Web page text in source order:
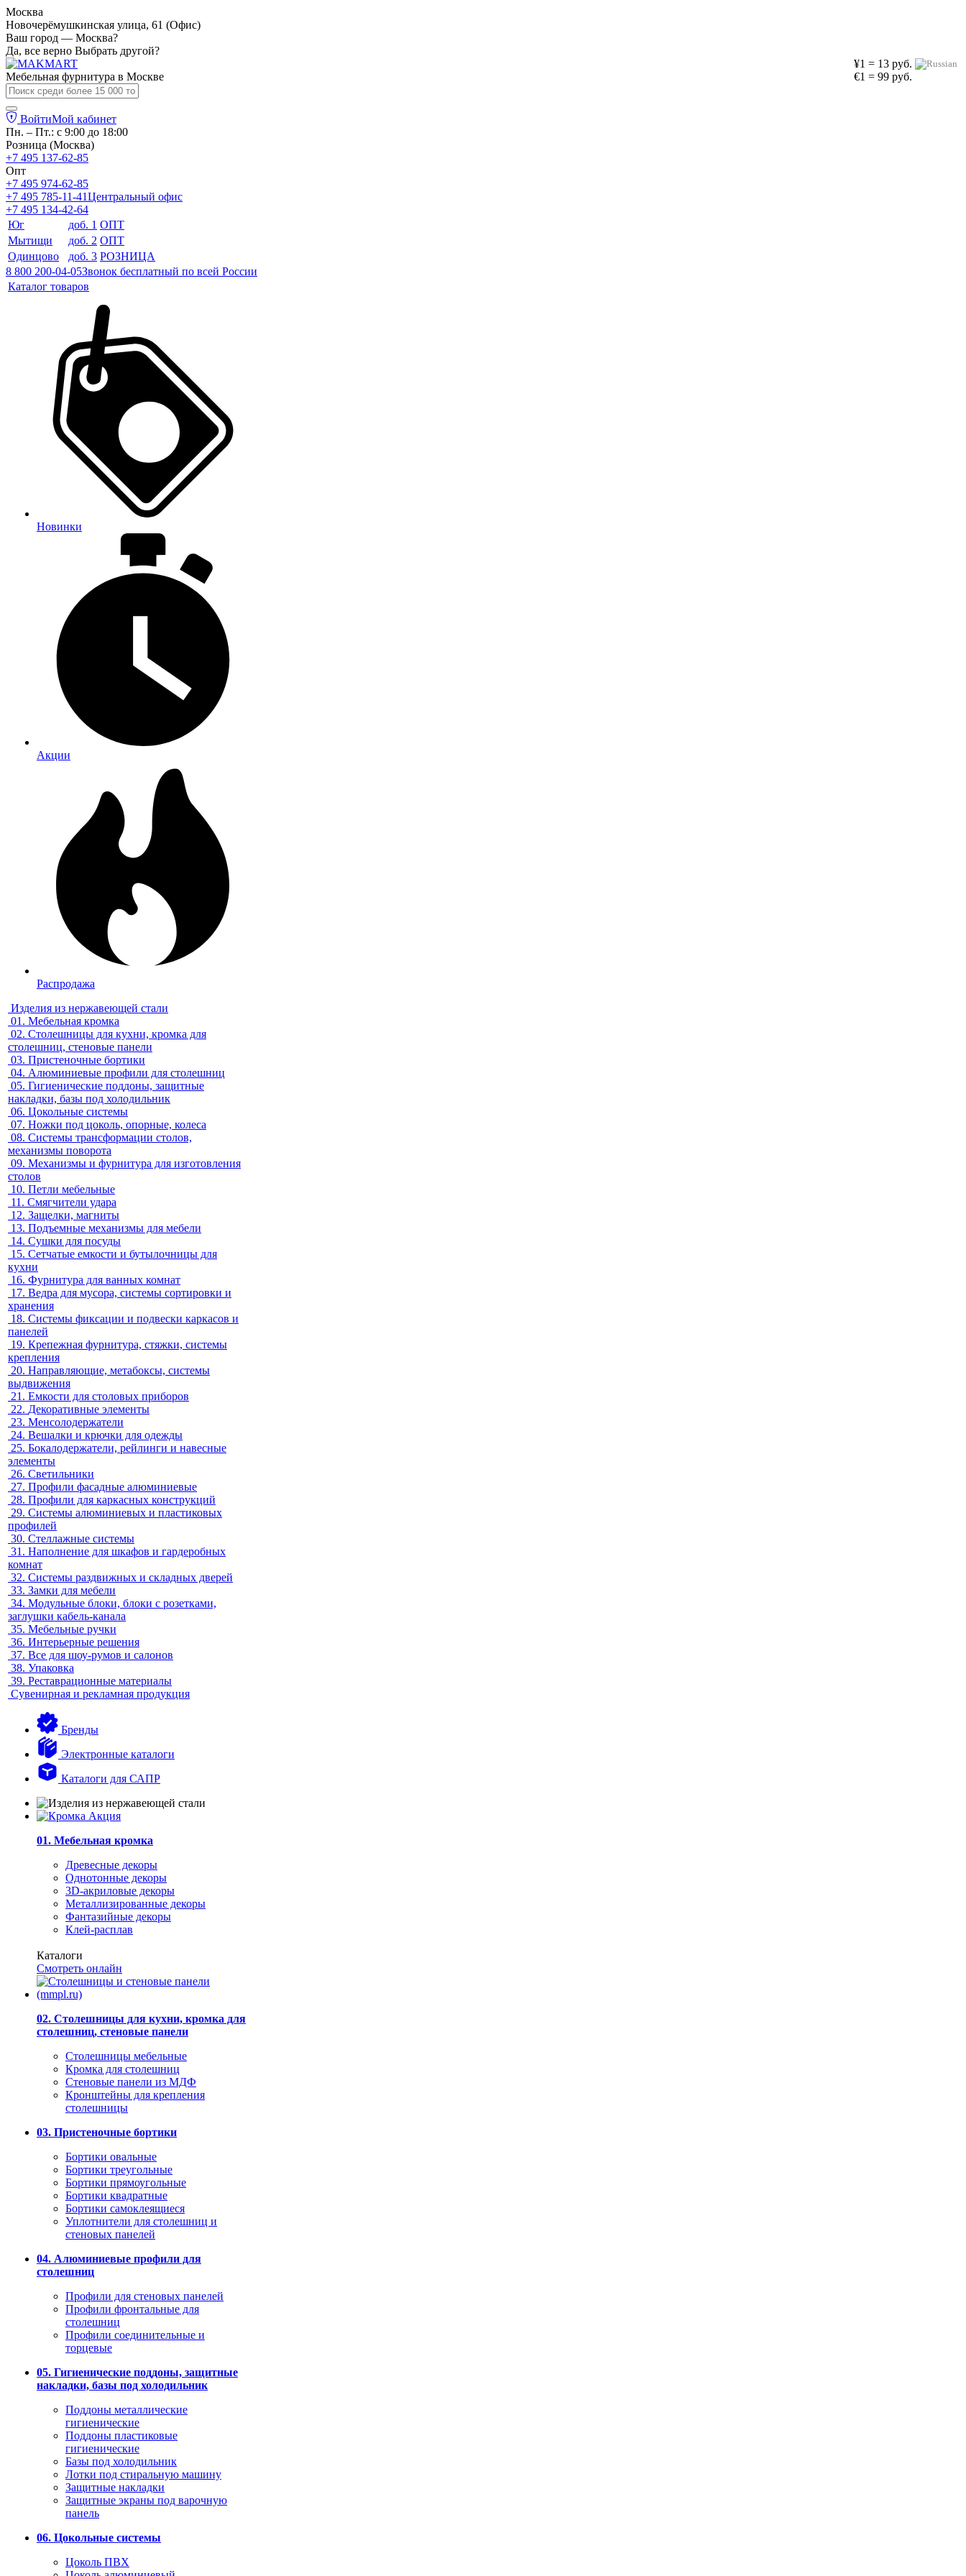
Москва
Новочерёмушкинская улица, 61 (Офис)
Ваш город — Москва?
Да, все верно Выбрать другой?
¥1 = 13 руб.
€1 = 99 руб.
Мебельная фурнитура в Москве
ВойтиМой кабинет
Пн. – Пт.: с 9:00 до 18:00
Розница (Москва)
+7 495 137-62-85
Опт
+7 495 974-62-85
+7 495 785-11-41Центральный офис
+7 495 134-42-64
Юг
доб. 1 ОПТ
Мытищи
доб. 2 ОПТ
Одинцово
доб. 3 РОЗНИЦА
8 800 200-04-05Звонок бесплатный по всей России
Каталог товаров
Новинки
Акции
Распродажа
Изделия из нержавеющей стали
01. Мебельная кромка
02. Столешницы для кухни, кромка для
столешниц, стеновые панели
03. Пристеночные бортики
04. Алюминиевые профили для столешниц
05. Гигиенические поддоны, защитные
накладки, базы под холодильник
06. Цокольные системы
07. Ножки под цоколь, опорные, колеса
08. Системы трансформации столов,
механизмы поворота
09. Механизмы и фурнитура для изготовления
столов
10. Петли мебельные
11. Смягчители удара
12. Защелки, магниты
13. Подъемные механизмы для мебели
14. Сушки для посуды
15. Сетчатые емкости и бутылочницы для
кухни
16. Фурнитура для ванных комнат
17. Ведра для мусора, системы сортировки и
хранения
18. Системы фиксации и подвески каркасов и
панелей
19. Крепежная фурнитура, стяжки, системы
крепления
20. Направляющие, метабоксы, системы
выдвижения
21. Емкости для столовых приборов
22. Декоративные элементы
23. Менсолодержатели
24. Вешалки и крючки для одежды
25. Бокалодержатели, рейлинги и навесные
элементы
26. Светильники
27. Профили фасадные алюминиевые
28. Профили для каркасных конструкций
29. Системы алюминиевых и пластиковых
профилей
30. Стеллажные системы
31. Наполнение для шкафов и гардеробных
комнат
32. Системы раздвижных и складных дверей
33. Замки для мебели
34. Модульные блоки, блоки с розетками,
заглушки кабель-канала
35. Мебельные ручки
36. Интерьерные решения
37. Все для шоу-румов и салонов
38. Упаковка
39. Реставрационные материалы
Сувенирная и рекламная продукция
Бренды
Электронные каталоги
Каталоги для САПР
01. Мебельная кромка
Древесные декоры
Однотонные декоры
3D-акриловые декоры
Металлизированные декоры
Фантазийные декоры
Клей-расплав
Каталоги
Смотреть онлайн
02. Столешницы для кухни, кромка для
столешниц, стеновые панели
Столешницы мебельные
Кромка для столешниц
Стеновые панели из МДФ
Кронштейны для крепления
столешницы
03. Пристеночные бортики
Бортики овальные
Бортики треугольные
Бортики прямоугольные
Бортики квадратные
Бортики самоклеящиеся
Уплотнители для столешниц и
стеновых панелей
04. Алюминиевые профили для
столешниц
Профили для стеновых панелей
Профили фронтальные для
столешниц
Профили соединительные и
торцевые
05. Гигиенические поддоны, защитные
накладки, базы под холодильник
Поддоны металлические
гигиенические
Поддоны пластиковые
гигиенические
Базы под холодильник
Лотки под стиральную машину
Защитные накладки
Защитные экраны под варочную
панель
06. Цокольные системы
Цоколь ПВХ